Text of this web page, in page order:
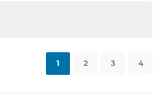
1 2 3 4